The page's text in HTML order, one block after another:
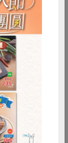
大，第四天後
公分時，就
酸鹽